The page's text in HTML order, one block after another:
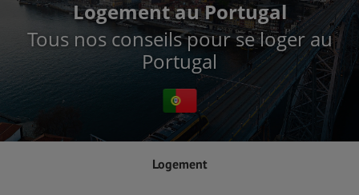
Logement au Portugal
Tous nos conseils pour se loger au
Portugal
Logement